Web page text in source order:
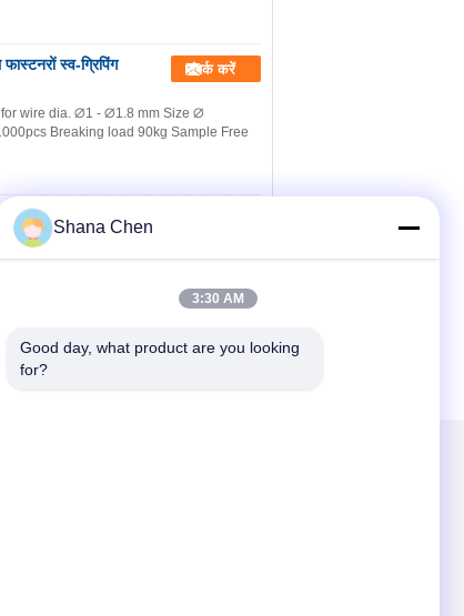
स्व-ग्रिपिंग
संपर्क करें
wire dia. ∅1 - ∅1.8 mm Size ∅
Breaking load 90kg Sample Free
Adjustable Cable Grippers help to
as heating, ventilation and air ...
9 10 >> >|
के साथ
हैंगिंग
कला सिस्टम
हुक
सिस्टम, लक्षण
Shana Chen
3:30 AM
Good day, what product are you looking
for?